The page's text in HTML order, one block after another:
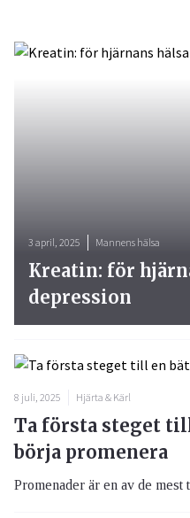
8 juli, 2025 Hjärta & Kärl
Ta första steget
börja promenera
Promenader är en av de
3 april, 2025 Mannens hälsa
Kreatin: för
depression